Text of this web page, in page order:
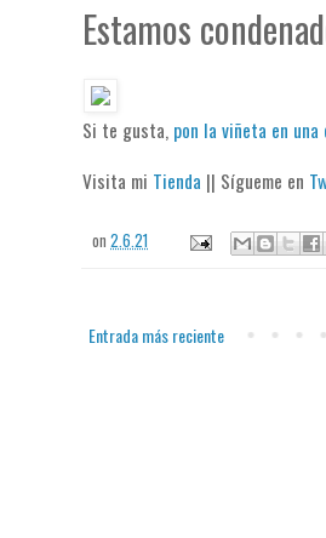
Estamos
Si te gusta, pon la viñeta en
Visita mi Tienda || Sígueme en
on2.6.21
Entrada más reciente